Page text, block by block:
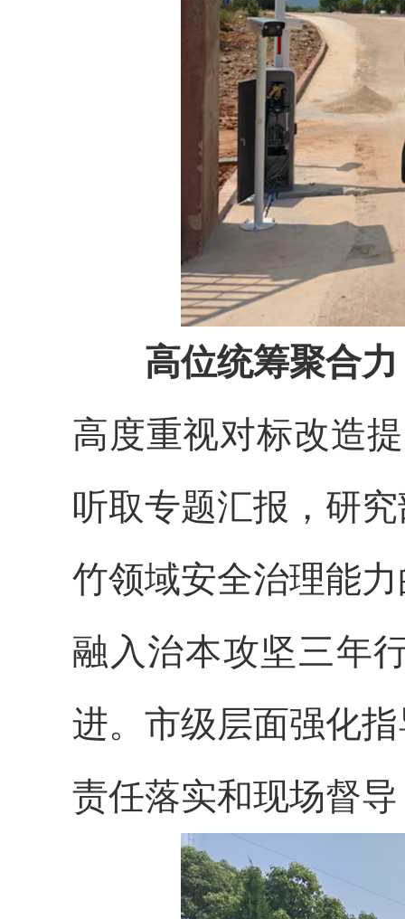
高位统筹聚合
高度重视对标改造
听取专题汇报，研
竹领域安全治理能
融入治本攻坚三年
进。市级层面强化
责任落实和现场督